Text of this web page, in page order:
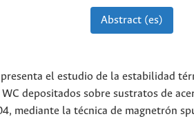
Abstract (es)
presenta el estudio de la estabilidad
depositados sobre sustratos de
mediante la técnica de magnetrón